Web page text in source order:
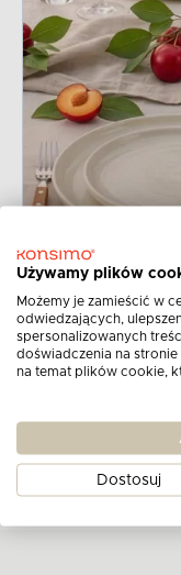
Używamy plików
Możemy je zamieścić w
odwiedzających,
spersonalizowanych
doświadczenia na
na temat plików cookie,
Dostosuj